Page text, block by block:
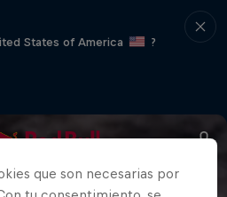
States of America
?
que son necesarias por